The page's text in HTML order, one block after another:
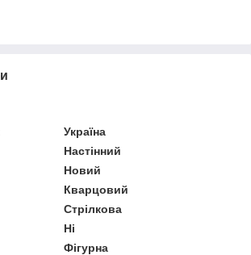
Україна
Настінний
Новий
Кварцовий
Стрілкова
Ні
Фігурна